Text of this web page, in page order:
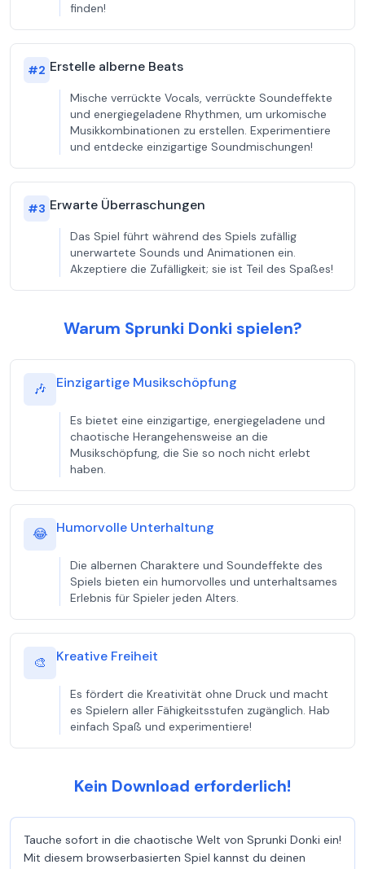
finden!
#2 Erstelle alberne Beats
Mische verrückte Vocals, verrückte Soundeffekte
und energiegeladene Rhythmen, um urkomische
Musikkombinationen zu erstellen. Experimentiere
und entdecke einzigartige Soundmischungen!
#3 Erwarte Überraschungen
Das Spiel führt während des Spiels zufällig
unerwartete Sounds und Animationen ein.
Akzeptiere die Zufälligkeit; sie ist Teil des Spaßes!
Warum Sprunki Donki spielen?
🎶 Einzigartige Musikschöpfung
Es bietet eine einzigartige, energiegeladene und
chaotische Herangehensweise an die
Musikschöpfung, die Sie so noch nicht erlebt
haben.
😂 Humorvolle Unterhaltung
Die albernen Charaktere und Soundeffekte des
Spiels bieten ein humorvolles und unterhaltsames
Erlebnis für Spieler jeden Alters.
🎨 Kreative Freiheit
Es fördert die Kreativität ohne Druck und macht
es Spielern aller Fähigkeitsstufen zugänglich. Hab
einfach Spaß und experimentiere!
Kein Download erforderlich!
Tauche sofort in die chaotische Welt von Sprunki Donki ein!
Mit diesem browserbasierten Spiel kannst du deinen